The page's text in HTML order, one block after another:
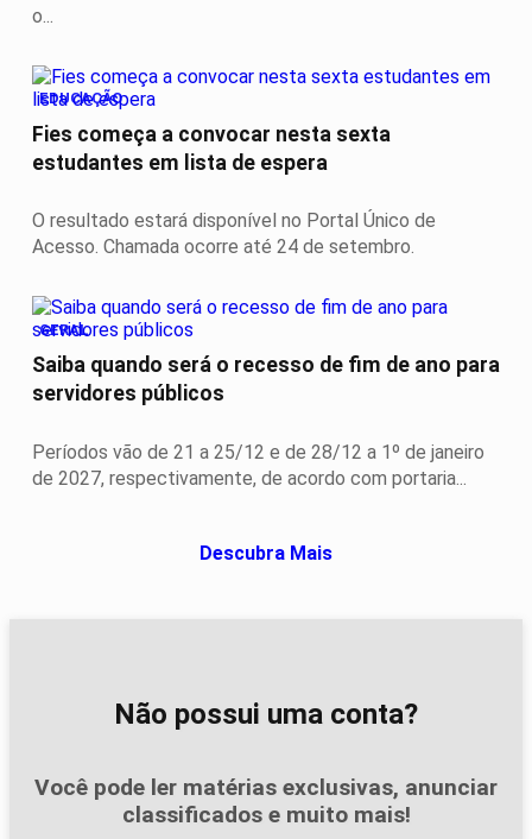
o...
EDUCAÇÃO
Fies começa a convocar nesta sexta
estudantes em lista de espera
O resultado estará disponível no Portal Único de
Acesso. Chamada ocorre até 24 de setembro.
GERAL
Saiba quando será o recesso de fim de ano para
servidores públicos
Períodos vão de 21 a 25/12 e de 28/12 a 1º de janeiro
de 2027, respectivamente, de acordo com portaria...
Descubra Mais
Não possui uma conta?
Você pode ler matérias exclusivas, anunciar
classificados e muito mais!